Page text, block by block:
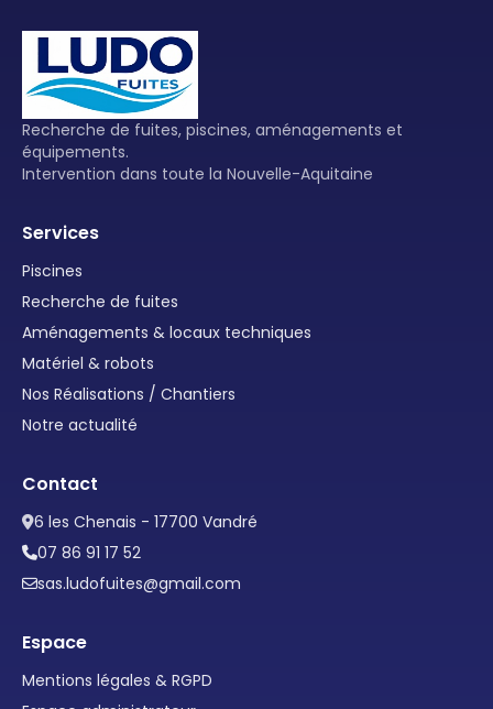
Recherche de fuites, piscines, aménagements et
équipements.
Intervention dans toute la Nouvelle-Aquitaine
Services
Piscines
Recherche de fuites
Aménagements & locaux techniques
Matériel & robots
Nos Réalisations / Chantiers
Notre actualité
Contact
6 les Chenais - 17700 Vandré
07 86 91 17 52
sas.ludofuites@gmail.com
Espace
Mentions légales & RGPD